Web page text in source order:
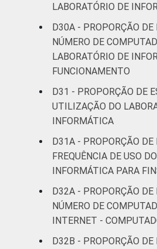
LABORATÓRIO DE
D30A - PROPORÇÃO DE
NÚMERO DE
LABORATÓRIO DE
FUNCIONAMENTO
D31 - PROPORÇÃO DE
UTILIZAÇÃO DO
INFORMÁTICA
D31A - PROPORÇÃO DE
FREQUÊNCIA DE USO
INFORMÁTICA PARA
D32A - PROPORÇÃO DE
NÚMERO DE
INTERNET -
D32B - PROPORÇÃO DE